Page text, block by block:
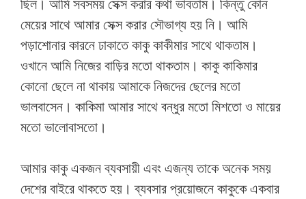
ছিল। আমি সবসময় সেক্স করার কথা ভাবতাম। কিন্তু কোন
মেয়ের সাথে আমার সেক্স করার সৌভাগ্য হয় নি। আমি
পড়াশোনার কারনে ঢাকাতে কাকু কাকীমার সাথে থাকতাম।
ওখানে আমি নিজের বাড়ির মতো থাকতাম। কাকু কাকিমার
কোনো ছেলে না থাকায় আমাকে নিজদের ছেলের মতো
ভালবাসেন। কাকিমা আমার সাথে বন্ধুর মতো মিশতো ও মায়ের
মতো ভালোবাসতো।
আমার কাকু একজন ব্যবসায়ী এবং এজন্য তাকে অনেক সময়
দেশের বাইরে থাকতে হয়। ব্যবসার প্রয়োজনে কাকুকে একবার